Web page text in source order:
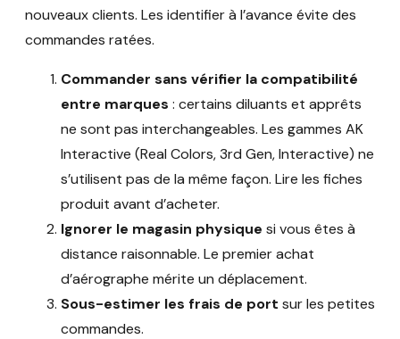
nouveaux clients. Les identifier à l’avance évite des
commandes ratées.
Commander sans vérifier la compatibilité
entre marques : certains diluants et apprêts
ne sont pas interchangeables. Les gammes AK
Interactive (Real Colors, 3rd Gen, Interactive) ne
s’utilisent pas de la même façon. Lire les fiches
produit avant d’acheter.
Ignorer le magasin physique si vous êtes à
distance raisonnable. Le premier achat
d’aérographe mérite un déplacement.
Sous-estimer les frais de port sur les petites
commandes.